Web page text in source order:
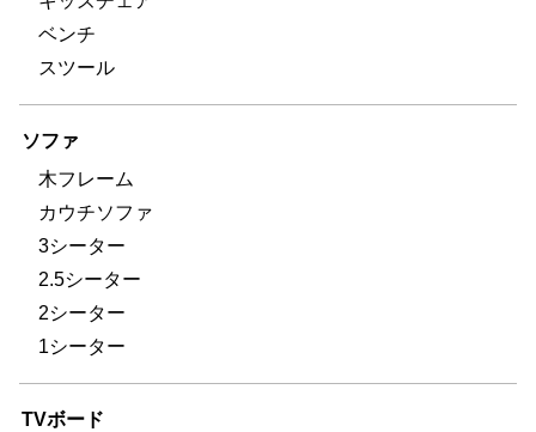
ベンチ
スツール
ソファ
木フレーム
カウチソファ
3シーター
2.5シーター
2シーター
1シーター
TVボード